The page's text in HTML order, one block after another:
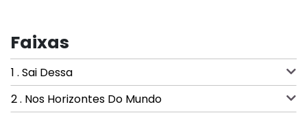
Faixas
1 . Sai Dessa
2 . Nos Horizontes Do Mundo